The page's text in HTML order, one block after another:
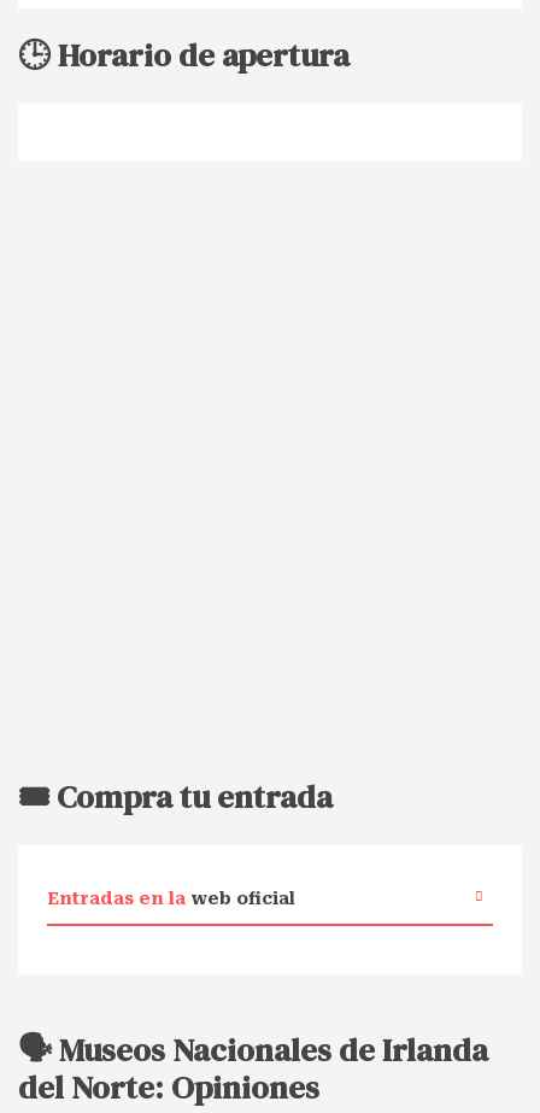
🕒 Horario de apertura
🎟️ Compra tu entrada
Entradas en la web oficial
🗣️ Museos Nacionales de Irlanda
del Norte: Opiniones